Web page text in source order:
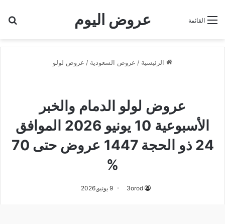
عروض اليوم القائمة
الرئيسية / عروض السعودية / عروض لولو
عروض لولو الدمام والخبر
الأسبوعية 10 يونيو 2026 الموافق
24 ذو الحجة 1447 عروض حتى 70
%
3orod 9 يونيو,2026